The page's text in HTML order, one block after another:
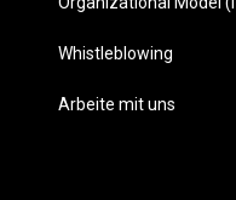
Whistleblowing
Arbeite mit uns